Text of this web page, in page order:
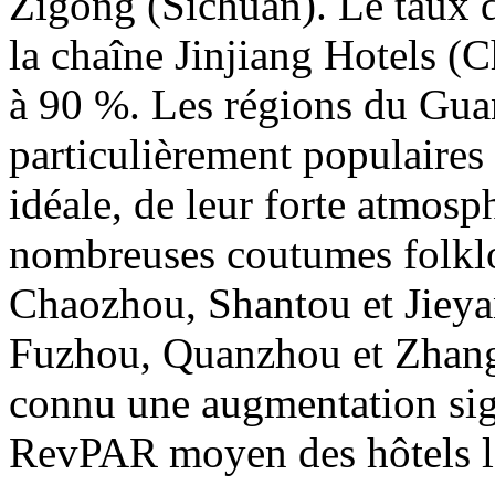
la chaîne Jinjiang Hotels
à 90 %. Les régions du
particulièrement
idéale, de leur forte
nombreuses coutumes
Chaozhou, Shantou et
Fuzhou, Quanzhou et
connu une augmentation
RevPAR moyen des hôtels